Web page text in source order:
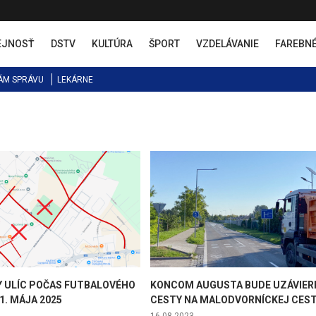
DSTV KULTÚRA ŠPORT VZDELÁVANIE
SPRÁVU LEKÁRNE
ULÍC POČAS FUTBALOVÉHO
MÁJA 2025
KONCOM AUGUSTA BUDE
CESTY NA MALODVORNÍCKEJ